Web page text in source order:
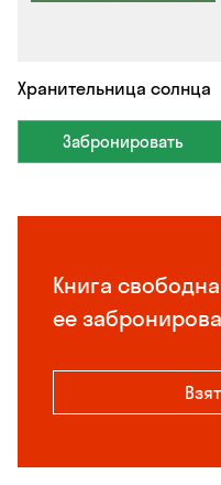
Книга
ее
Хранительница солнца
Забронировать